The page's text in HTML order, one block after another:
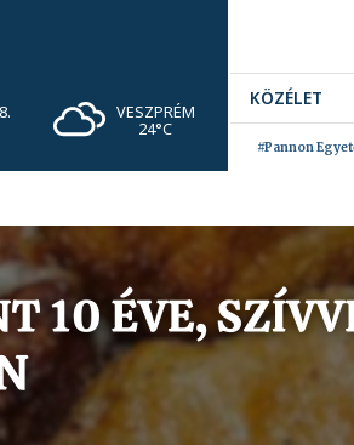
VESZPRÉM
24°C
KÖZÉLET
#Pannon